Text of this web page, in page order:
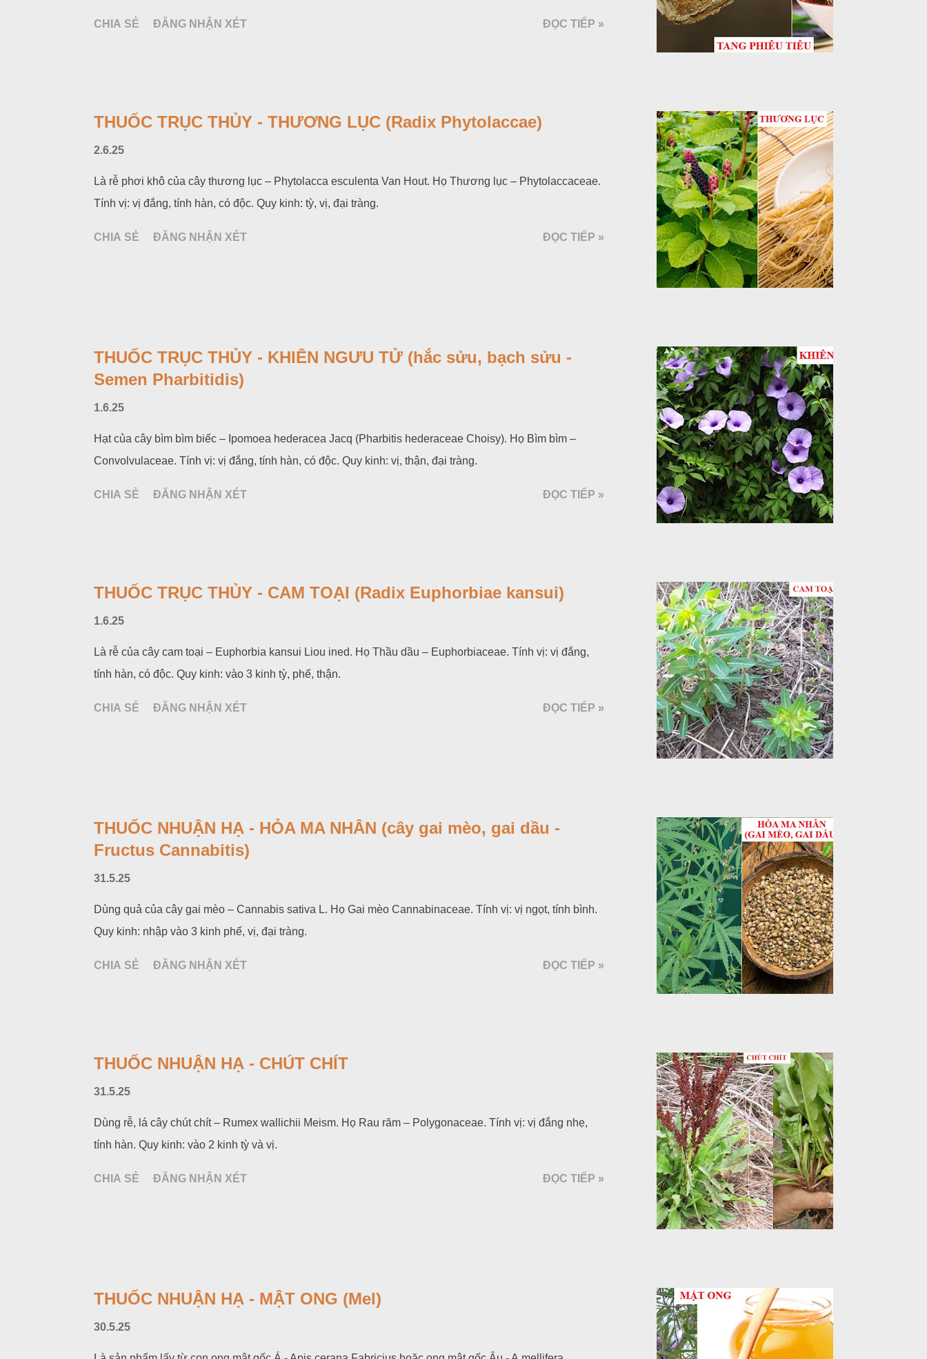
CHIA SẺ ĐĂNG NHẬN XÉT ĐỌC TIẾP »
THUỐC TRỤC THỦY - THƯƠNG LỤC (Radix Phytolaccae)
2.6.25
Là rễ phơi khô của cây thương lục – Phytolacca esculenta Van Hout. Họ Thương lục – Phytolaccaceae.
Tính vị: vị đắng, tính hàn, có độc. Quy kinh: tỳ, vị, đại tràng.
CHIA SẺ ĐĂNG NHẬN XÉT ĐỌC TIẾP »
THUỐC TRỤC THỦY - KHIÊN NGƯU TỬ (hắc sửu, bạch sửu -
Semen Pharbitidis)
1.6.25
Hạt của cây bìm bìm biếc – Ipomoea hederacea Jacq (Pharbitis hederaceae Choisy). Họ Bìm bìm –
Convolvulaceae. Tính vị: vị đắng, tính hàn, có độc. Quy kinh: vị, thận, đại tràng.
CHIA SẺ ĐĂNG NHẬN XÉT ĐỌC TIẾP »
THUỐC TRỤC THỦY - CAM TOẠI (Radix Euphorbiae kansui)
1.6.25
Là rễ của cây cam toại – Euphorbia kansui Liou ined. Họ Thầu dầu – Euphorbiaceae. Tính vị: vị đắng,
tính hàn, có độc. Quy kinh: vào 3 kinh tỳ, phế, thận.
CHIA SẺ ĐĂNG NHẬN XÉT ĐỌC TIẾP »
THUỐC NHUẬN HẠ - HỎA MA NHÂN (cây gai mèo, gai dầu -
Fructus Cannabitis)
31.5.25
Dùng quả của cây gai mèo – Cannabis sativa L. Họ Gai mèo Cannabinaceae. Tính vị: vị ngọt, tính bình.
Quy kinh: nhập vào 3 kinh phế, vị, đại tràng.
CHIA SẺ ĐĂNG NHẬN XÉT ĐỌC TIẾP »
THUỐC NHUẬN HẠ - CHÚT CHÍT
31.5.25
Dùng rễ, lá cây chút chít – Rumex wallichii Meism. Họ Rau răm – Polygonaceae. Tính vị: vị đắng nhẹ,
tính hàn. Quy kinh: vào 2 kinh tỳ và vị.
CHIA SẺ ĐĂNG NHẬN XÉT ĐỌC TIẾP »
THUỐC NHUẬN HẠ - MẬT ONG (Mel)
30.5.25